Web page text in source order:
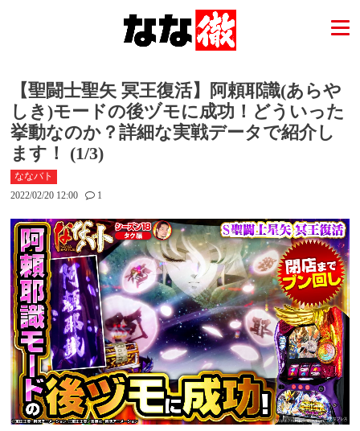
【聖闘士聖矢 冥王復活】阿頼耶識(あらや
しき)モードの後ヅモに成功！どういった
挙動なのか？詳細な実戦データで紹介し
ます！ (1/3)
ななバト
2022/02/20 12:00
1